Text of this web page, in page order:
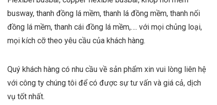
busway, thanh đồng lá mềm, thanh lá đồng mềm, thanh nối
đồng lá mềm, thanh cái đồng lá mềm,…. với mọi chủng loại,
mọi kích cỡ theo yêu cầu của khách hàng.
Quý khách hàng có nhu cầu về sản phẩm xin vui lòng liên hệ
với công ty chúng tôi để có được sự tư vấn và giá cả, dịch
vụ tốt nhất.